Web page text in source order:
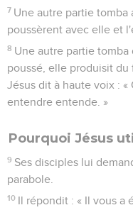
7 Une autre partie tomba
poussèrent avec elle et
8 Une autre partie
poussé, elle produisit du
Jésus dit à haute voix :
entendre entende. »
Pourquoi Jésus
9 Ses disciples lui
parabole.
10 Il répondit : « Il vous a